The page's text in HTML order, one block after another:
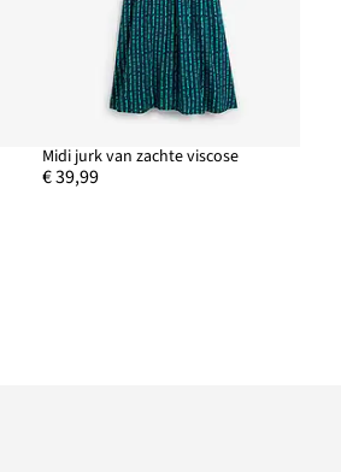
Midi jurk van zachte viscose
€ 39,99